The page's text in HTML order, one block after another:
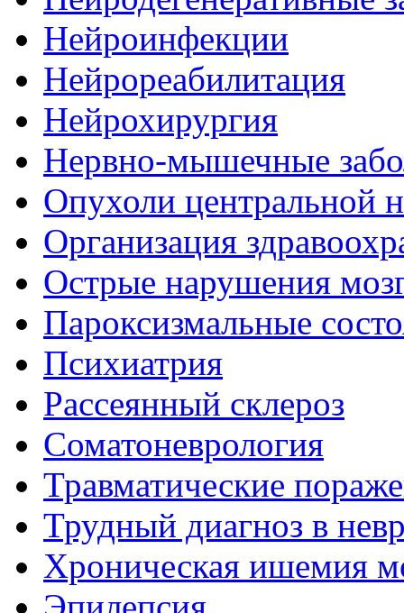
Нейроинфекции
Нейрореабилитация
Нейрохирургия
Нервно-мышечные
Опухоли центральной
Организация
Острые нарушения
Пароксизмальные
Психиатрия
Рассеянный склероз
Соматоневрология
Травматические
Трудный диагноз в
Хроническая ишемия